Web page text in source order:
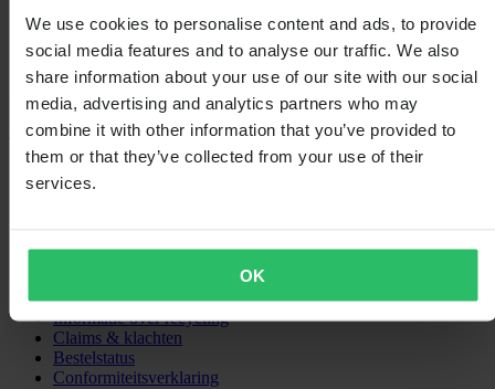
We use cookies to personalise content and ads, to provide
social media features and to analyse our traffic. We also
share information about your use of our site with our social
media, advertising and analytics partners who may
combine it with other information that you’ve provided to
them or that they’ve collected from your use of their
services.
OK
Laden...
SHOPPEN
Herroepingsrecht
Informatie over recycling
Claims & klachten
Bestelstatus
Conformiteitsverklaring